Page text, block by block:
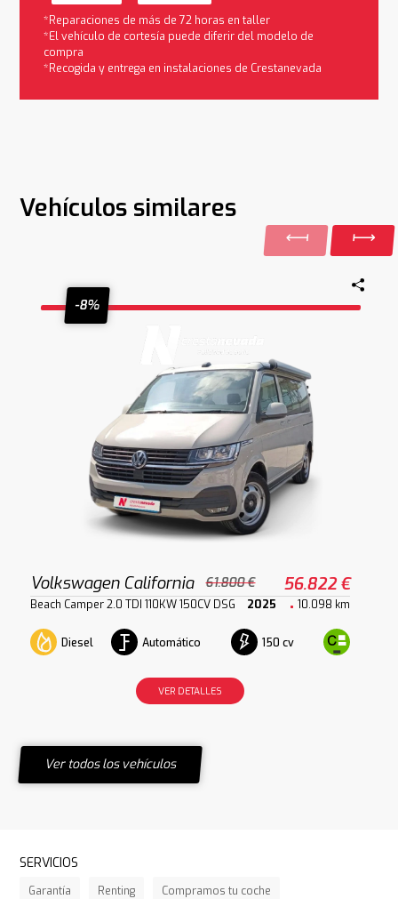
*Reparaciones de más de 72 horas en taller
*El vehículo de cortesía puede diferir del modelo de
compra
*Recogida y entrega en instalaciones de Crestanevada
Vehículos similares
-8%
Volkswagen California 61.800 € 56.822 €
Beach Camper 2.0 TDI 110KW 150CV DSG 2025 10.098 km
Diesel Automático 150 cv
VER DETALLES
Ver todos los vehículos
SERVICIOS
Garantía Renting Compramos tu coche